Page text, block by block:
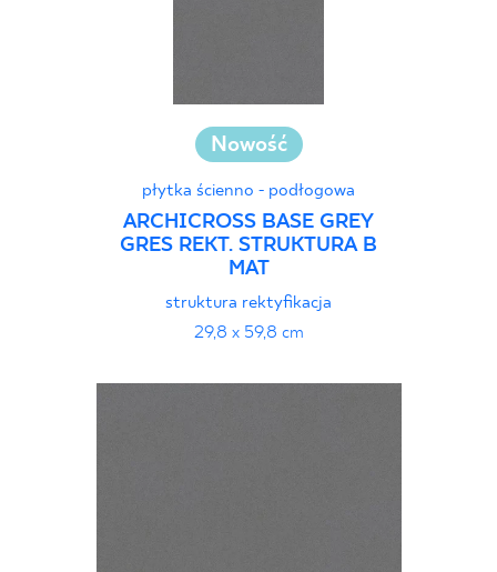
Nowość
płytka ścienno - podłogowa
ARCHICROSS BASE GREY
GRES REKT. STRUKTURA B
MAT
struktura rektyfikacja
29,8 x 59,8 cm